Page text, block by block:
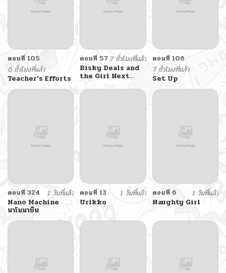
ตอนที่ 105
6 ชั่วโมงที่แล้ว
Teacher’s Efforts
ตอนที่ 57 7 ชั่วโมงที่แล้ว
Risky Deals and
the Girl Next
ตอนที่ 106
7 ชั่วโมงที่แล้ว
Set Up
ตอนที่ 324
1 วันที่แล้ว
Nano Machine
นาโนมาชิน
ตอนที่ 13
1 วันที่แล้ว
Urikko
ตอนที่ 6
1 วันที่แล้ว
Naughty Girl